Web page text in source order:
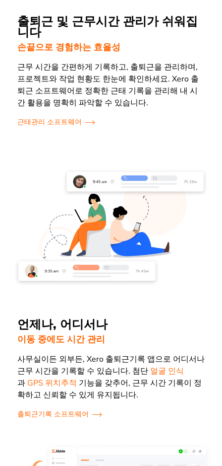
출퇴근 및 근무시간 관리가 쉬워집
니다
손끝으로 경험하는 효율성
근무 시간을 간편하게 기록하고, 출퇴근을 관리하며,
프로젝트와 작업 현황도 한눈에 확인하세요. Xero 출
퇴근 소프트웨어로 정확한 근태 기록을 관리해 내 시
간 활용을 명확히 파악할 수 있습니다.
근태관리 소프트웨어
언제나, 어디서나
이동 중에도 시간 관리
사무실이든 외부든, Xero 출퇴근기록 앱으로 어디서나
근무 시간을 기록할 수 있습니다. 첨단 얼굴 인식
과 GPS 위치추적 기능을 갖추어, 근무 시간 기록이 정
확하고 신뢰할 수 있게 유지됩니다.
출퇴근기록 소프트웨어